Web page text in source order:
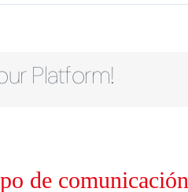
Platform!
de comunicación